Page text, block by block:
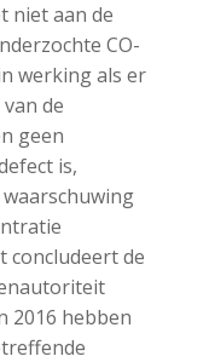
niet aan de
CO-
werking als er
de
geen
is,
concludeert de
2016 hebben